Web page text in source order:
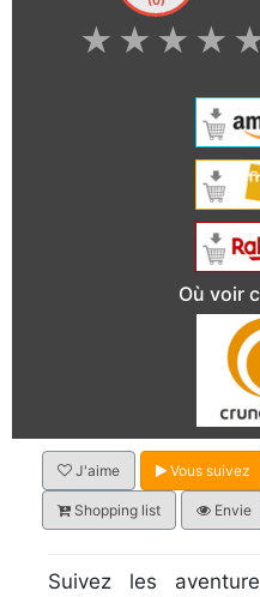
★
★
★
★
Où voir
J'aime Vous suivez
Shopping list Envie
Suivez les